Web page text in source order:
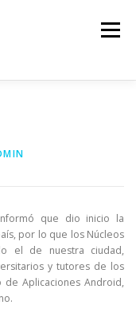
Menú
que dio inicio la
por lo que los Núcleos
el de nuestra ciudad,
y tutores de los
de Aplicaciones Android,